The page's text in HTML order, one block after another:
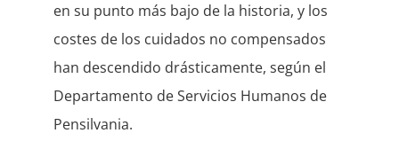
en su punto más bajo de la historia, y los
costes de los cuidados no compensados
han descendido drásticamente, según el
Departamento de Servicios Humanos de
Pensilvania.